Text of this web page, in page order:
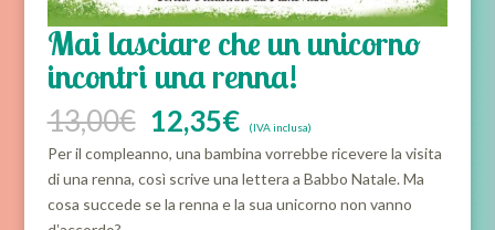
Mai lasciare che un unicorno
incontri una renna!
13,00€ Il
prezzo
originale
era:
13,00€.
12,35€Il
prezzo
attuale
è:
12,35€.
(IVA inclusa)
Per il compleanno, una bambina vorrebbe ricevere la visita
di una renna, così scrive una lettera a Babbo Natale. Ma
cosa succede se la renna e la sua unicorno non vanno